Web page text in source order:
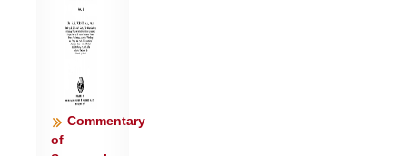
Commentary
of